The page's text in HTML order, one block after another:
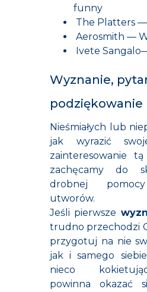
funny
The Platters
Aerosmith —
Ivete
Wyznanie,
podziękowanie
Nieśmiałych lub
jak wyrazić
zainteresowanie
zachęcamy do
drobnej
utworów.
Jeśli pierwsze
trudno przechodzi
przygotuj na nie
jak i samego
nieco
powinna okazać